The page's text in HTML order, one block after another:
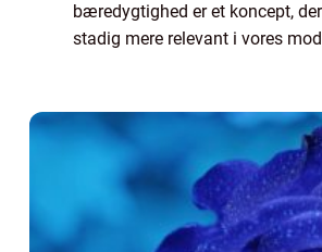
bæredygtighed er et koncept,
stadig mere relevant i vores
klimaforandring...